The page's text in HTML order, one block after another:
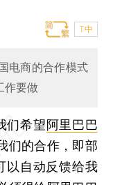
T中
电商的合作模式
作要做
们希望阿里巴巴
们的合作，即部
以自动反馈给我